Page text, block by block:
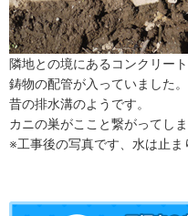
隣地との境にあるコンクリー
鋳物の配管が入っていました。
昔の排水溝のようです。
カニの巣がここと繋がってし
※工事後の写真です、水は止ま